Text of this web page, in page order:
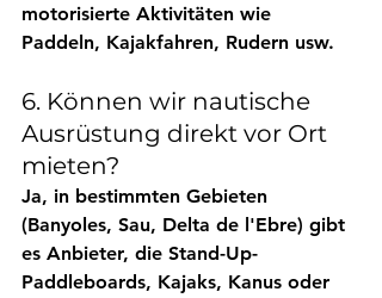
motorisierte Aktivitäten wie
Paddeln, Kajakfahren, Rudern usw.
6. Können wir nautische
Ausrüstung direkt vor Ort
mieten?
Ja, in bestimmten Gebieten
(Banyoles, Sau, Delta de l'Ebre) gibt
es Anbieter, die Stand-Up-
Paddleboards, Kajaks, Kanus oder